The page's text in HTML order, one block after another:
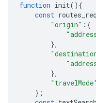
function init(){
const
"origin" : {
},
},
"travelMode"
};